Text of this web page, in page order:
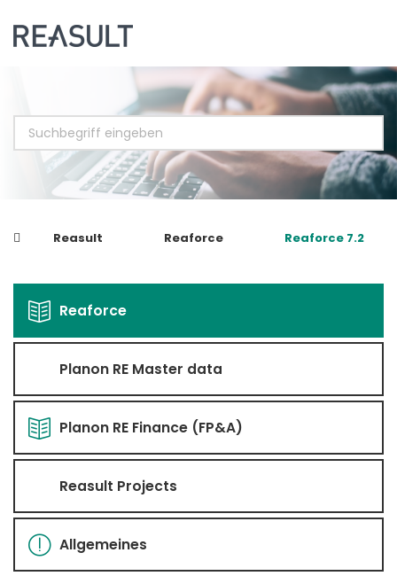
Reasult Reaforce Reaforce 7.2
Reaforce
Planon RE Master data
Planon RE Finance (FP&A)
Reasult Projects
Allgemeines